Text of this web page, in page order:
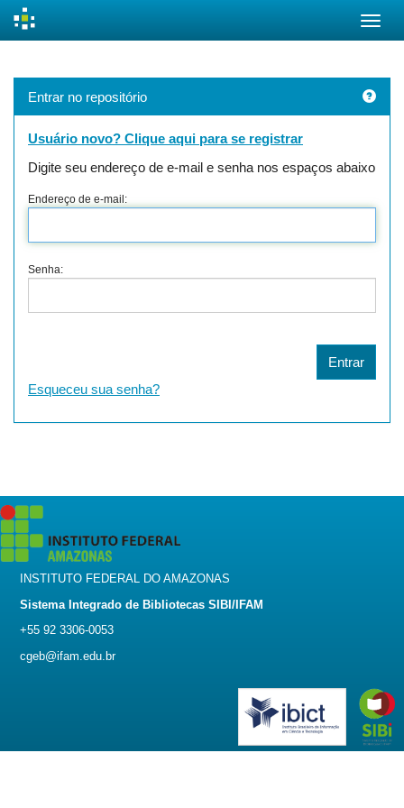
Entrar no repositório
Usuário novo? Clique aqui para se registrar
Digite seu endereço de e-mail e senha nos espaços abaixo
Endereço de e-mail:
Senha:
Esqueceu sua senha?
INSTITUTO FEDERAL DO AMAZONAS
Sistema Integrado de Bibliotecas SIBI/IFAM
+55 92 3306-0053
cgeb@ifam.edu.br